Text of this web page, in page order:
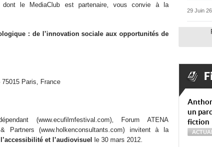
dont le MediaClub est partenaire, vous convie à la
: de l’innovation sociale aux opportunités de
Paris, France
(www.ecufilmfestival.com), Forum ATENA
Partners (www.holkenconsultants.com) invitent à la
et l’audiovisuel
le 30 mars 2012.
29 Juin 26
un
fiction